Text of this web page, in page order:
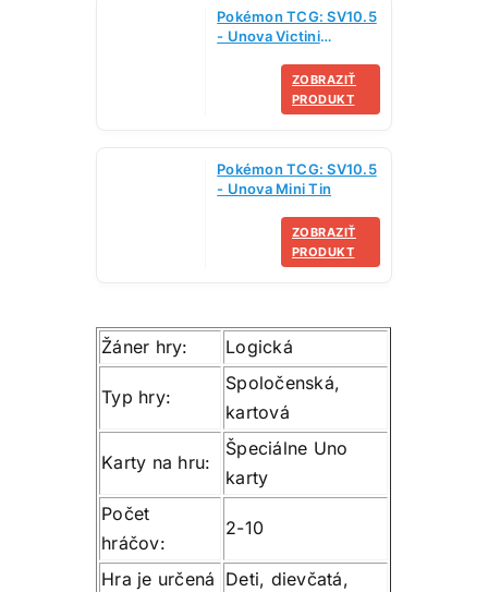
Pokémon TCG: SV10.5
- Unova Victini
ZOBRAZIŤ
PRODUKT
Pokémon TCG: SV10.5
- Unova Mini Tin
ZOBRAZIŤ
PRODUKT
Žáner hry: Logická
Typ hry:
Spoločenská,
kartová
Karty na hru:
Špeciálne Uno
karty
Počet
hráčov:
2-10
Hra je určená Deti, dievčatá,